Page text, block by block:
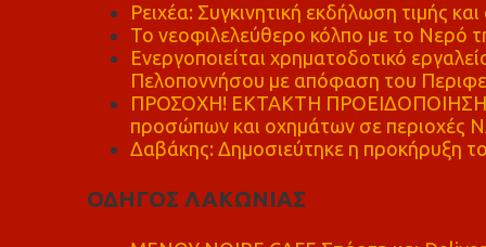
Ρειχέα: Συγκινητική εκδήλωση τιμής
Το νεοφιλελεύθερο κόλπο με το Νερό
Ενεργοποιείται χρηματοδοτικό
Πελοποννήσου με απόφαση του
ΠΡΟΣΟΧΗ! ΕΚΤΑΚΤΗ ΠΡΟΕΙΔΟΠΟΙΗΣΗ -
προσώπων και οχημάτων σε περιοχές
Δαβάκης: Δημοσιεύτηκε η προκήρυξη
ΟΔΗΓΟΣ ΛΑΚΩΝΙΑΣ